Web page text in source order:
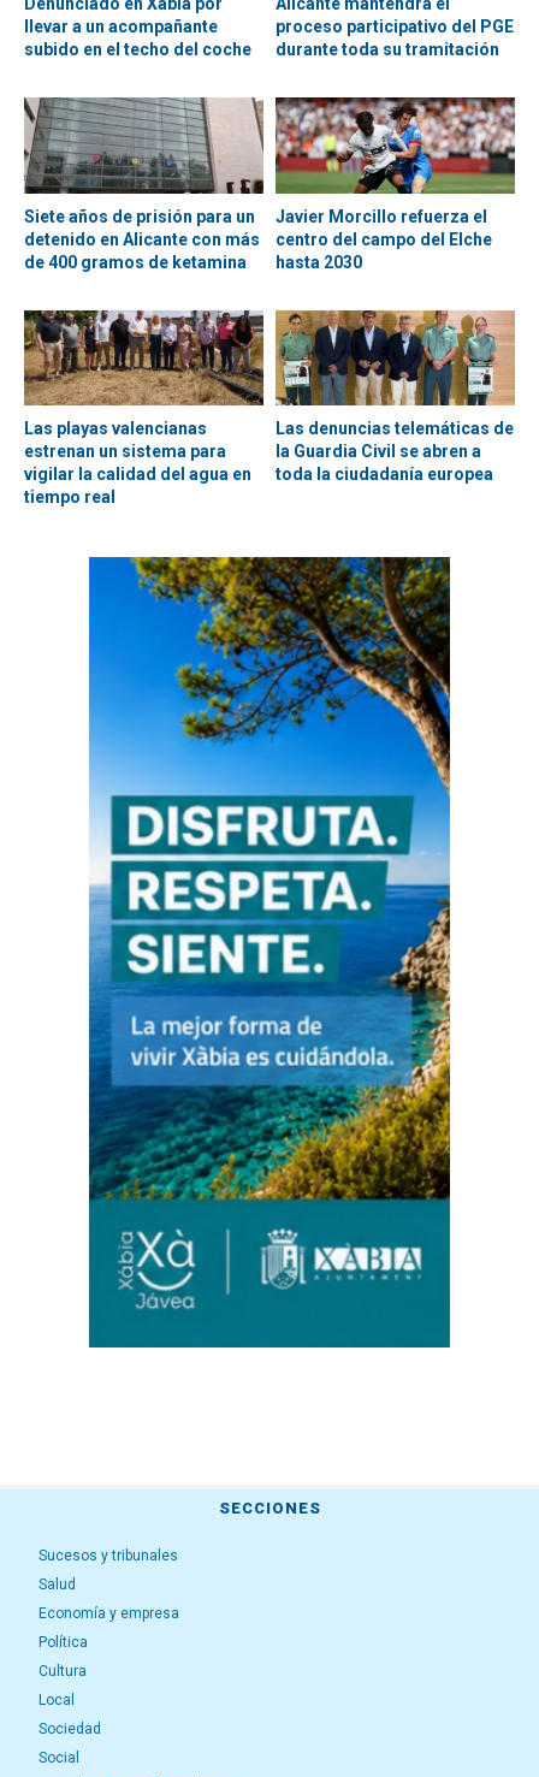
llevar a un acompañante
subido en el techo del coche
proceso participativo del PGE
durante toda su tramitación
Siete años de prisión para un
detenido en Alicante con más
de 400 gramos de ketamina
Javier Morcillo refuerza el
centro del campo del Elche
hasta 2030
Las playas valencianas
estrenan un sistema para
vigilar la calidad del agua en
tiempo real
Las denuncias telemáticas de
la Guardia Civil se abren a
toda la ciudadanía europea
SECCIONES
Sucesos y tribunales
Salud
Economía y empresa
Política
Cultura
Local
Sociedad
Social